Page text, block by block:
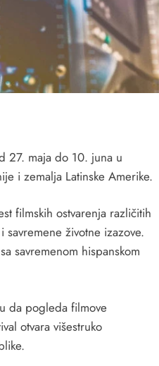
27. maja do 10. juna u
i zemalja Latinske Amerike.
filmskih ostvarenja različitih
životne izazove.
savremenom hispanskom
da pogleda filmove
otvara višestruko